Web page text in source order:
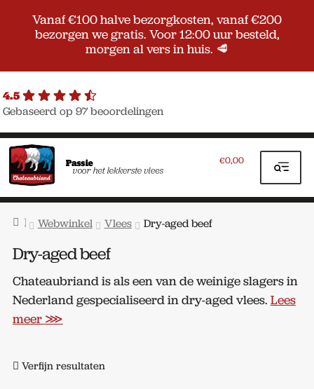
Vanaf €100 halve bezorgkosten, vanaf €200
bezorgen we gratis. Voor 12:00 uur besteld,
morgen al vers in huis. 🥩
4.5
Gebaseerd op 97 beoordelingen
Ga
door
naar
navigatie
Ga
naar
de
inhoud
€0,00
Home
Webwinkel Vlees Dry-aged beef
Dry-aged beef
Chateaubriand is als een van de weinige slagers in
Nederland gespecialiseerd in dry-aged vlees. Lees
meer ⋙
Verfijn resultaten